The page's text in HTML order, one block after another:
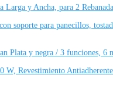
Larga y Ancha, para 2
soporte para panecillos,
Plata y negra / 3 funciones, 6
Revestimiento